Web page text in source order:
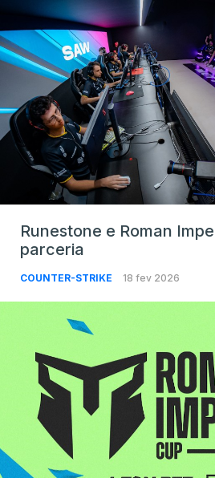
Runestone e Roman
parceria
COUNTER-STRIKE 18 fev 2026